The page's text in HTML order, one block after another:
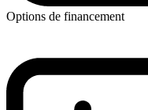
Options de financement